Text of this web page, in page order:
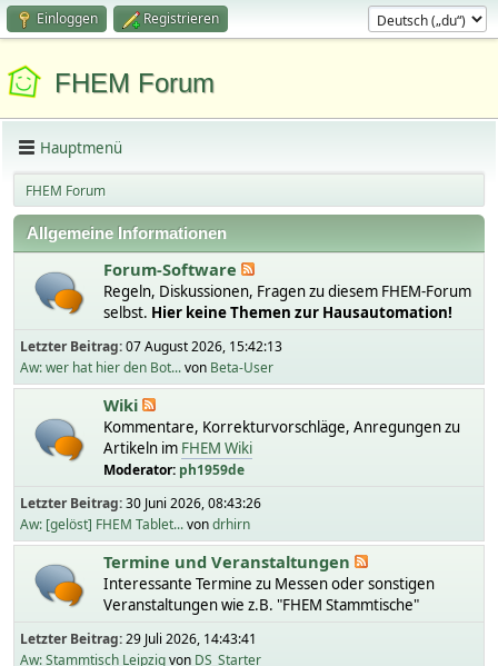
Einloggen Registrieren
FHEM Forum
Hauptmenü
FHEM Forum
Allgemeine Informationen
Forum-Software
Regeln, Diskussionen, Fragen zu diesem FHEM-Forum
selbst. Hier keine Themen zur Hausautomation!
Letzter Beitrag:07 August 2026, 15:42:13
Aw: wer hat hier den Bot...von Beta-User
Wiki
Kommentare, Korrekturvorschläge, Anregungen zu
Artikeln im FHEM Wiki
Moderator: ph1959de
Letzter Beitrag:30 Juni 2026, 08:43:26
Aw: [gelöst] FHEM Tablet...vondrhirn
Termine und Veranstaltungen
Interessante Termine zu Messen oder sonstigen
Veranstaltungen wie z.B. "FHEM Stammtische"
Letzter Beitrag:29 Juli 2026, 14:43:41
Aw: Stammtisch Leipzigvon DS_Starter